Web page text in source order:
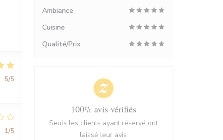
: 5/5
: 1/5
Ambiance
Cuisine
Qualité/Prix
100% avis vérifiés
Seuls les clients ayant réservé ont
laissé leur avis